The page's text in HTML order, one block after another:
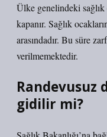
Ülke genelindeki sağlık
kapanır. Sağlık
arasındadır. Bu süre
verilmemektedir.
Randevusuz
gidilir mi?